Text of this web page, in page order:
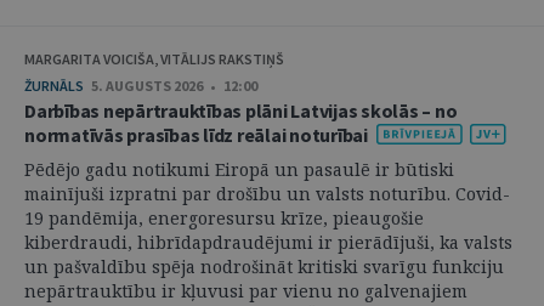
MARGARITA VOICIŠA, VITĀLIJS RAKSTIŅŠ
ŽURNĀLS 5. AUGUSTS 2026 • 12:00
Darbības nepārtrauktības plāni Latvijas skolās – no
normatīvās prasības līdz reālai noturībai
Pēdējo gadu notikumi Eiropā un pasaulē ir būtiski
mainījuši izpratni par drošību un valsts noturību. Covid-
19 pandēmija, energoresursu krīze, pieaugošie
kiberdraudi, hibrīdapdraudējumi ir pierādījuši, ka valsts
un pašvaldību spēja nodrošināt kritiski svarīgu funkciju
nepārtrauktību ir kļuvusi par vienu no galvenajiem